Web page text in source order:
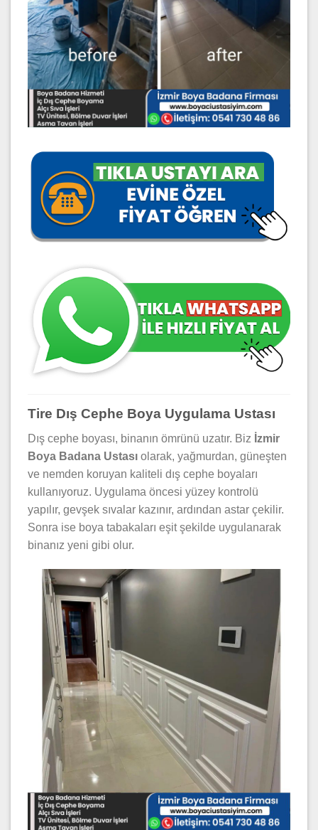
Tire Dış Cephe Boya Uygulama Ustası
Dış cephe boyası, binanın ömrünü uzatır. Biz İzmir
Boya Badana Ustası olarak, yağmurdan, güneşten
ve nemden koruyan kaliteli dış cephe boyaları
kullanıyoruz. Uygulama öncesi yüzey kontrolü
yapılır, gevşek sıvalar kazınır, ardından astar çekilir.
Sonra ise boya tabakaları eşit şekilde uygulanarak
binanız yeni gibi olur.